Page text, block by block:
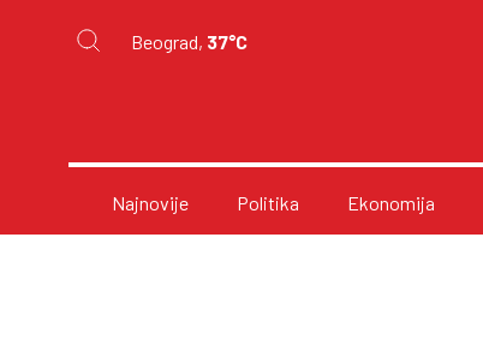
Beograd, 37°C
Najnovije Politika Ekonomija